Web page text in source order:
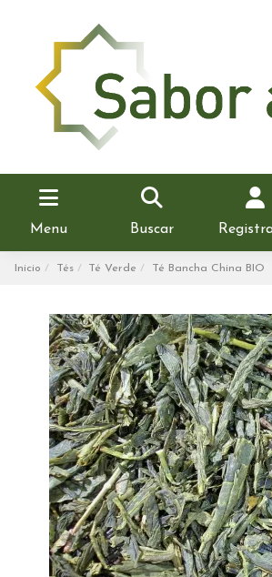
Menu Buscar
Inicio Tés Té Verde Té Bancha China BIO